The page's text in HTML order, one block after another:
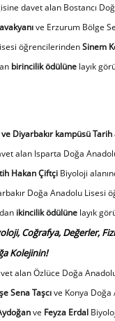
davet alan Bostancı
ve Erzurum Bölge
öğrencilerindenSinem
birincilik ödülünelayık
Diyarbakır kampüsü Tarih
alan Isparta Doğa
Hakan ÇiftçiBiyoloji
Doğa Anadolu Lisesi
ikincilik ödülünelayık
Coğrafya, Değerler,
Kolejinin!
alan Özlüce Doğa
Sena Taşcıve Konya Doğa
ve Feyza Erdal